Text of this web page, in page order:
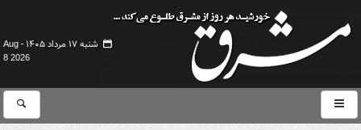
شنبه ۱۷ مرداد ۱۴۰۵ -
Aug
8 2026